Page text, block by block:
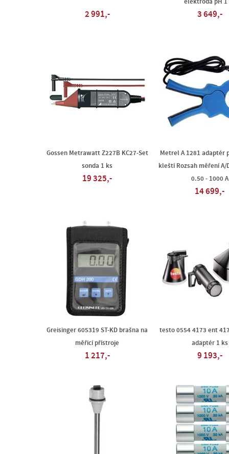
2 991,-
elektroda pH 1
3 649,-
Gossen Metrawatt Z227B KC27-Set
sonda 1 ks
19 325,-
Metrel A 1281 adaptér
kleští Rozsah měření A/
0.50 - 1000 A
14 699,-
Greisinger 605319 ST-KD brašna na
měřicí přístroje
1 217,-
testo 0554 4173 ent
adaptér 1 ks
9 193,-